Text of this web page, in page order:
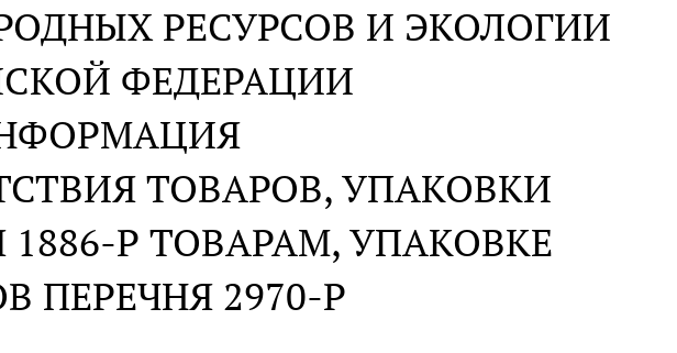
РЕСУРСОВ И ЭКОЛОГИИ
ФЕДЕРАЦИИ
ТОВАРОВ, УПАКОВКИ
Р ТОВАРАМ, УПАКОВКЕ
ПЕРЕЧНЯ 2970-Р